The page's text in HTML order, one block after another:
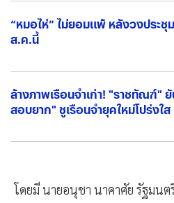
“หมอไห่” ไม่ยอมแพ้ หลังวงประ
ส.ค.นี้
ล้างภาพเรือนจำเก่า! "ราชทัณฑ์"
สอบยาก" ชูเรือนจำยุคใหม่โปร่ง
โดยมี นายอนุชา นาคาศัย รัฐมน